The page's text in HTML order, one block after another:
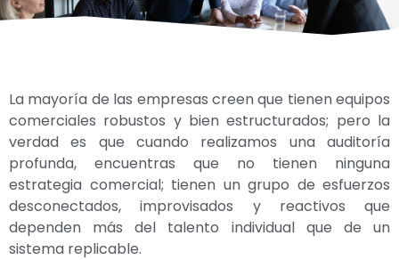
La mayoría de las empresas creen que tienen equipos
comerciales robustos y bien estructurados; pero la
verdad es que cuando realizamos una auditoría
profunda, encuentras que no tienen ninguna
estrategia comercial; tienen un grupo de esfuerzos
desconectados, improvisados y reactivos que
dependen más del talento individual que de un
sistema replicable.